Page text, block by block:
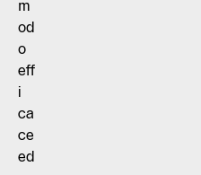
m
od
o
eff
i
ca
ce
ed